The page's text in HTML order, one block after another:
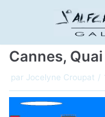
au
contenu
Cannes,
par Jocelyne Croupat